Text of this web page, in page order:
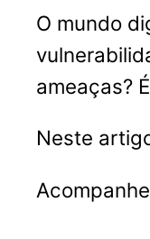
O mundo
ameaças?
Neste